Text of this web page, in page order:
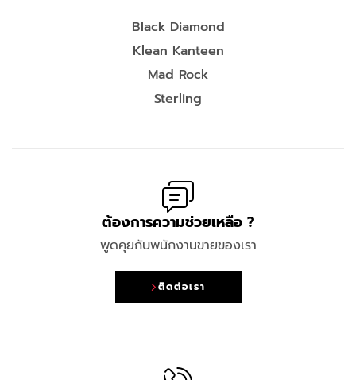
Black Diamond
Klean Kanteen
Mad Rock
Sterling
ต้องการความช่วยเหลือ ?
พูดคุยกับพนักงานขายของเรา
ติดต่อเรา